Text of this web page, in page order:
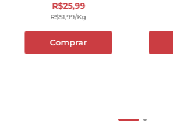
R$25,99
R$51,99/kg
Comprar